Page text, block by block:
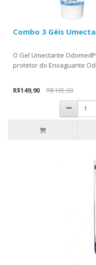
Combo 3 Géis
O Gel Umectante
protetor do Enxaguante
R$149,90 R$165,00